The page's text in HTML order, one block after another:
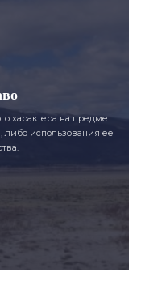
характера на предмет
либо использования её